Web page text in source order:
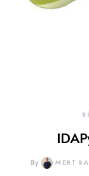
By MERT